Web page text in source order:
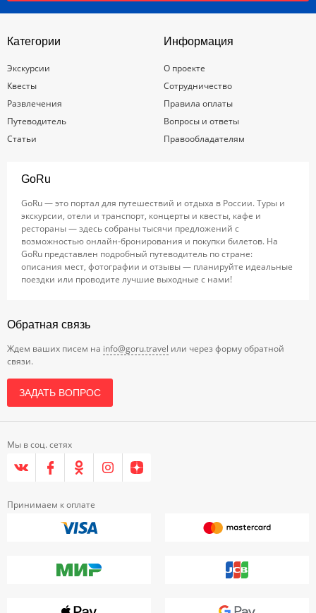
Категории
Экскурсии
Квесты
Развлечения
Путеводитель
Статьи
Информация
О проекте
Сотрудничество
Правила оплаты
Вопросы и ответы
Правообладателям
GoRu
GoRu — это портал для путешествий и отдыха в России. Туры и
экскурсии, отели и транспорт, концерты и квесты, кафе и
рестораны — здесь собраны тысячи предложений с
возможностью онлайн-бронирования и покупки билетов. На
GoRu представлен подробный путеводитель по стране:
описания мест, фотографии и отзывы — планируйте идеальные
поездки или проводите лучшие выходные с нами!
Обратная связь
Ждем ваших писем на info@goru.travel или через форму обратной
связи.
ЗАДАТЬ ВОПРОС
Мы в соц. сетях
Принимаем к оплате